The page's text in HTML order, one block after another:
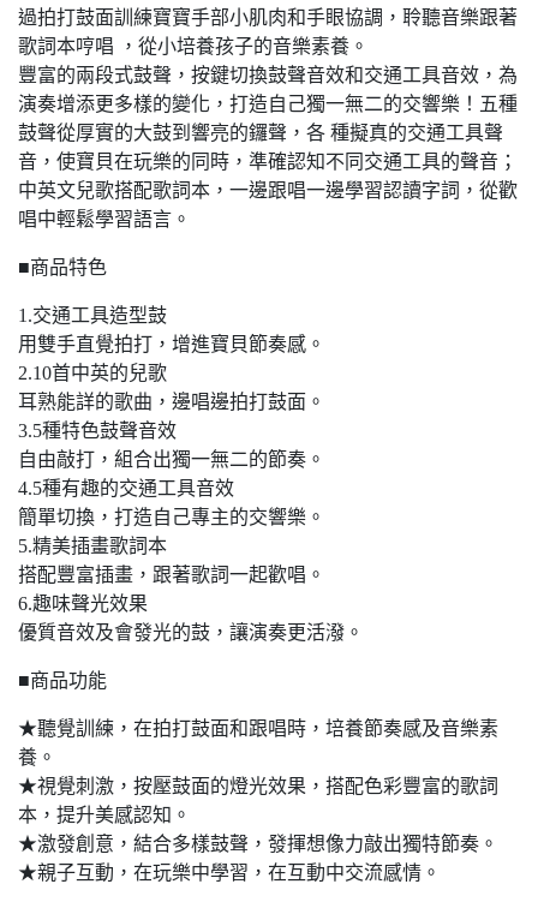
過拍打鼓面訓練寶寶手部小肌肉和手眼協調，聆聽音樂跟著
歌詞本哼唱 ，從小培養孩子的音樂素養。
豐富的兩段式鼓聲，按鍵切換鼓聲音效和交通工具音效，為
演奏增添更多樣的變化，打造自己獨一無二的交響樂！五種
鼓聲從厚實的大鼓到響亮的鑼聲，各 種擬真的交通工具聲
音，使寶貝在玩樂的同時，準確認知不同交通工具的聲音；
中英文兒歌搭配歌詞本，一邊跟唱一邊學習認讀字詞，從歡
唱中輕鬆學習語言。
■商品特色
1.交通工具造型鼓
用雙手直覺拍打，增進寶貝節奏感。
2.10首中英的兒歌
耳熟能詳的歌曲，邊唱邊拍打鼓面。
3.5種特色鼓聲音效
自由敲打，組合出獨一無二的節奏。
4.5種有趣的交通工具音效
簡單切換，打造自己專主的交響樂。
5.精美插畫歌詞本
搭配豐富插畫，跟著歌詞一起歡唱。
6.趣味聲光效果
優質音效及會發光的鼓，讓演奏更活潑。
■商品功能
★聽覺訓練，在拍打鼓面和跟唱時，培養節奏感及音樂素
養。
★視覺刺激，按壓鼓面的燈光效果，搭配色彩豐富的歌詞
本，提升美感認知。
★激發創意，結合多樣鼓聲，發揮想像力敲出獨特節奏。
★親子互動，在玩樂中學習，在互動中交流感情。